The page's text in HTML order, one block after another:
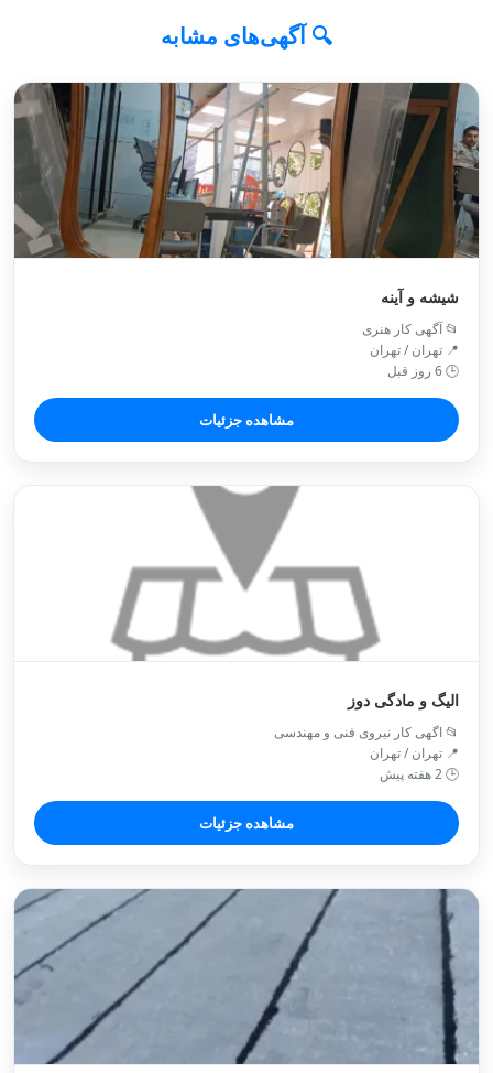
🔍 آگهی‌های مشابه
شیشه و آینه
📂 آگهی کار هنری
📍 تهران / تهران
🕒 6 روز قبل
مشاهده جزئیات
الیگ و مادگی دوز
📂 اگهی کار نیروی فنی و مهندسی
📍 تهران / تهران
🕒 2 هفته پیش
مشاهده جزئیات